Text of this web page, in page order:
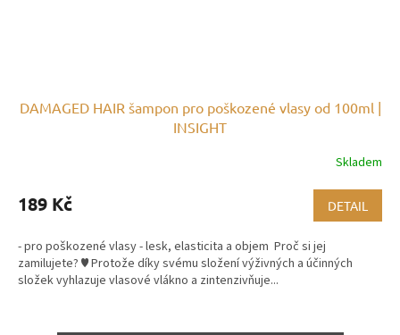
DAMAGED HAIR šampon pro poškozené vlasy od 100ml |
INSIGHT
Skladem
189 Kč DETAIL
- pro poškozené vlasy - lesk, elasticita a objem Proč si jej
zamilujete? ♥ Protože díky svému složení výživných a účinných
složek vyhlazuje vlasové vlákno a zintenzivňuje...